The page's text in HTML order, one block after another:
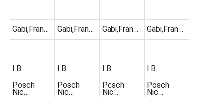
Gabi,Fran…
I.B.
Posch
Nic…
Gabi,Fran…
I.B.
Posch
Nic…
Gabi,Fran…
I.B.
Posch
Nic…
Gabi,Fran…
I.B.
Posch
Nic…